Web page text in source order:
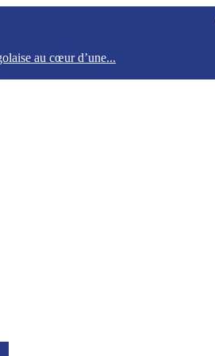
au cœur d’une...